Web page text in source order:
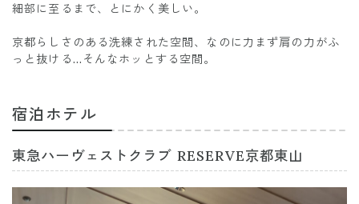
細部に至るまで、とにかく美しい。
京都らしさのある洗練された空間、なのに力まず肩の力がふ
っと抜ける…そんなホッとする空間。
宿泊ホテル
東急ハーヴェストクラブ RESERVE京都東山